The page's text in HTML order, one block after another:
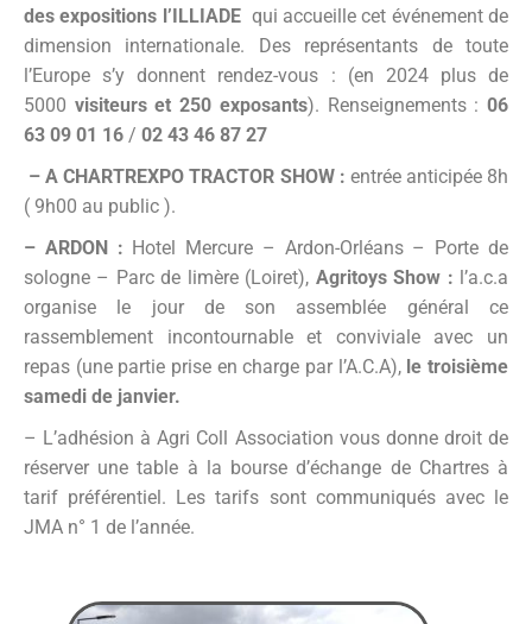
des expositions l’ILLIADEqui accueille cet événement de
dimension internationale. Des représentants de toute
l’Europe s’y donnent rendez-vous : (en 2024 plus de
5000 visiteurs et 250 exposants). Renseignements :06
63 09 01 16 / 02 43 46 87 27
– A CHARTREXPO TRACTOR SHOW : entrée anticipée 8h
( 9h00 au public ).
– ARDON : Hotel Mercure – Ardon-Orléans – Porte de
sologne – Parc de limère (Loiret), Agritoys Show : l’a.c.a
organise le jour de son assemblée général ce
rassemblement incontournable et conviviale avec un
repas (une partie prise en charge par l’A.C.A), le troisième
samedi de janvier.
– L’adhésion à Agri Coll Association vous donne droit de
réserver une table à la bourse d’échange de Chartres à
tarif préférentiel. Les tarifs sont communiqués avec le
JMA n° 1 de l’année.